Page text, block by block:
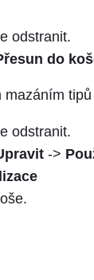
odstranit.
do
odstranit.
->